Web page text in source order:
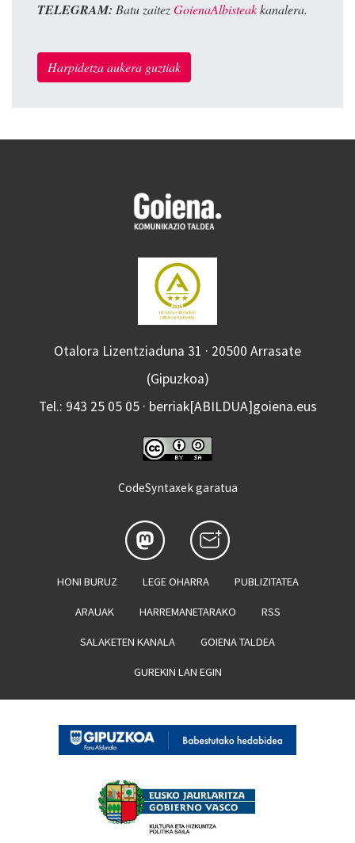
TELEGRAM: Batu zaitezGoienaAlbisteakkanalera.
Harpidetza aukera guztiak
Otalora Lizentziaduna 31 · 20500 Arrasate
(Gipuzkoa)
Tel.: 943 25 05 05 · berriak[ABILDUA]goiena.eus
CodeSyntaxek garatua
HONI BURUZ LEGE OHARRA PUBLIZITATEA
ARAUAK HARREMANETARAKO RSS
SALAKETEN KANALA GOIENA TALDEA
GUREKIN LAN EGIN